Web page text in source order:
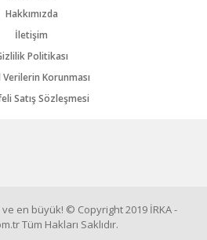
Hakkımızda
İletişim
Politikası
Verilerin Korunması
Satış Sözleşmesi
en büyük! © Copyright 2019 İRKA -
Tüm Hakları Saklıdır.